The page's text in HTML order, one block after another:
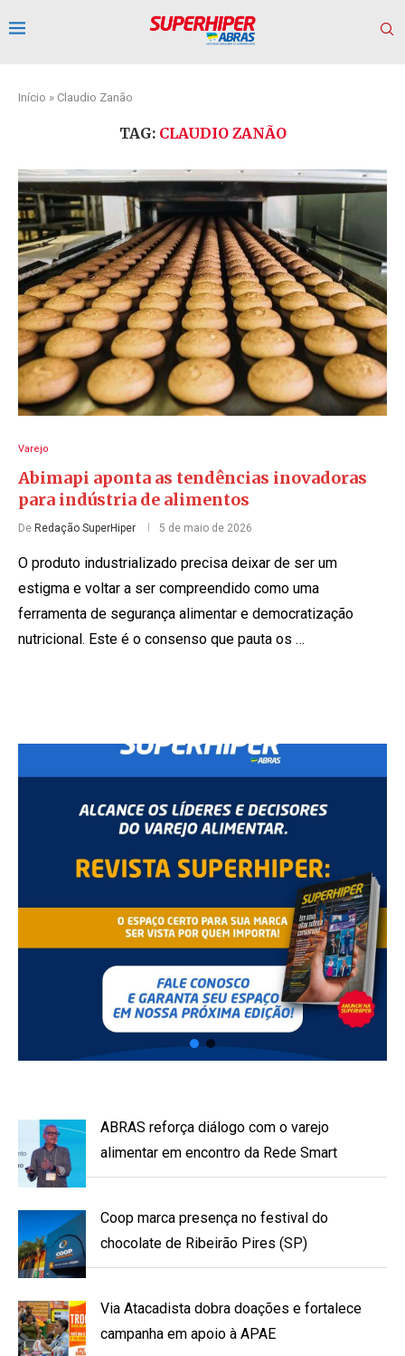
Início » Claudio Zanão
TAG: CLAUDIO ZANÃO
Varejo
Abimapi aponta as tendências inovadoras
para indústria de alimentos
De Redação SuperHiper 5 de maio de 2026
O produto industrializado precisa deixar de ser um
estigma e voltar a ser compreendido como uma
ferramenta de segurança alimentar e democratização
nutricional. Este é o consenso que pauta os …
ABRAS reforça diálogo com o varejo
alimentar em encontro da Rede Smart
Coop marca presença no festival do
chocolate de Ribeirão Pires (SP)
Via Atacadista dobra doações e fortalece
campanha em apoio à APAE